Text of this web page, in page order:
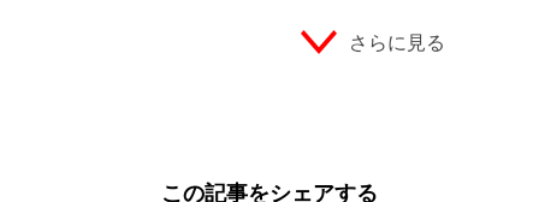
さらに見る
この記事をシェアする